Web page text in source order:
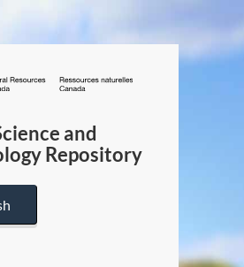
/
Canada
and
Repository